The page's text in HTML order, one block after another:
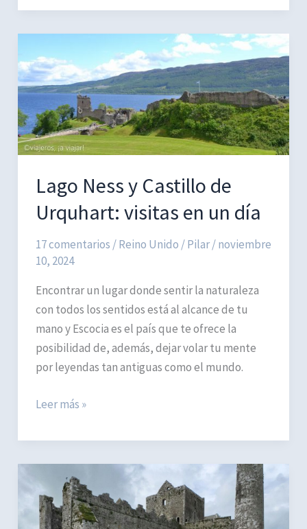
ciudad
más
de
Irlanda:
qué
ver
en
día
Lago Ness y Castillo de
Urquhart: visitas en un día
17 comentarios /Reino Unido /Pilar/noviembre
10, 2024
Encontrar un lugar donde sentir la naturaleza
con todos los sentidos está al alcance de tu
mano y Escocia es el país que te ofrece la
posibilidad de, además, dejar volar tu mente
por leyendas tan antiguas como el mundo.
Lago
y
Castillo
de
Urquhart:
visitas
Leer más »